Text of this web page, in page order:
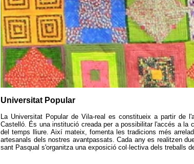
Universitat Popular
La Universitat Popular de Vila-real es constitueix a partir de
Castelló. És una institució creada per a possibilitar l'accés a
del temps lliure. Així mateix, fomenta les tradicions més
artesanals dels nostres avantpassats. Cada any es realitzen
sant Pasqual s'organitza una exposició col·lectiva dels treballs